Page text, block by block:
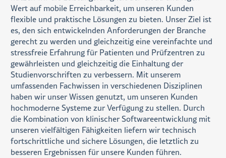
Wert auf mobile Erreichbarkeit, um unseren Kunden
flexible und praktische Lösungen zu bieten. Unser Ziel ist
es, den sich entwickelnden Anforderungen der Branche
gerecht zu werden und gleichzeitig eine vereinfachte und
stressfreie Erfahrung für Patienten und Prüfzentren zu
gewährleisten und gleichzeitig die Einhaltung der
Studienvorschriften zu verbessern. Mit unserem
umfassenden Fachwissen in verschiedenen Disziplinen
haben wir unser Wissen genutzt, um unseren Kunden
hochmoderne Systeme zur Verfügung zu stellen. Durch
die Kombination von klinischer Softwareentwicklung mit
unseren vielfältigen Fähigkeiten liefern wir technisch
fortschrittliche und sichere Lösungen, die letztlich zu
besseren Ergebnissen für unsere Kunden führen.